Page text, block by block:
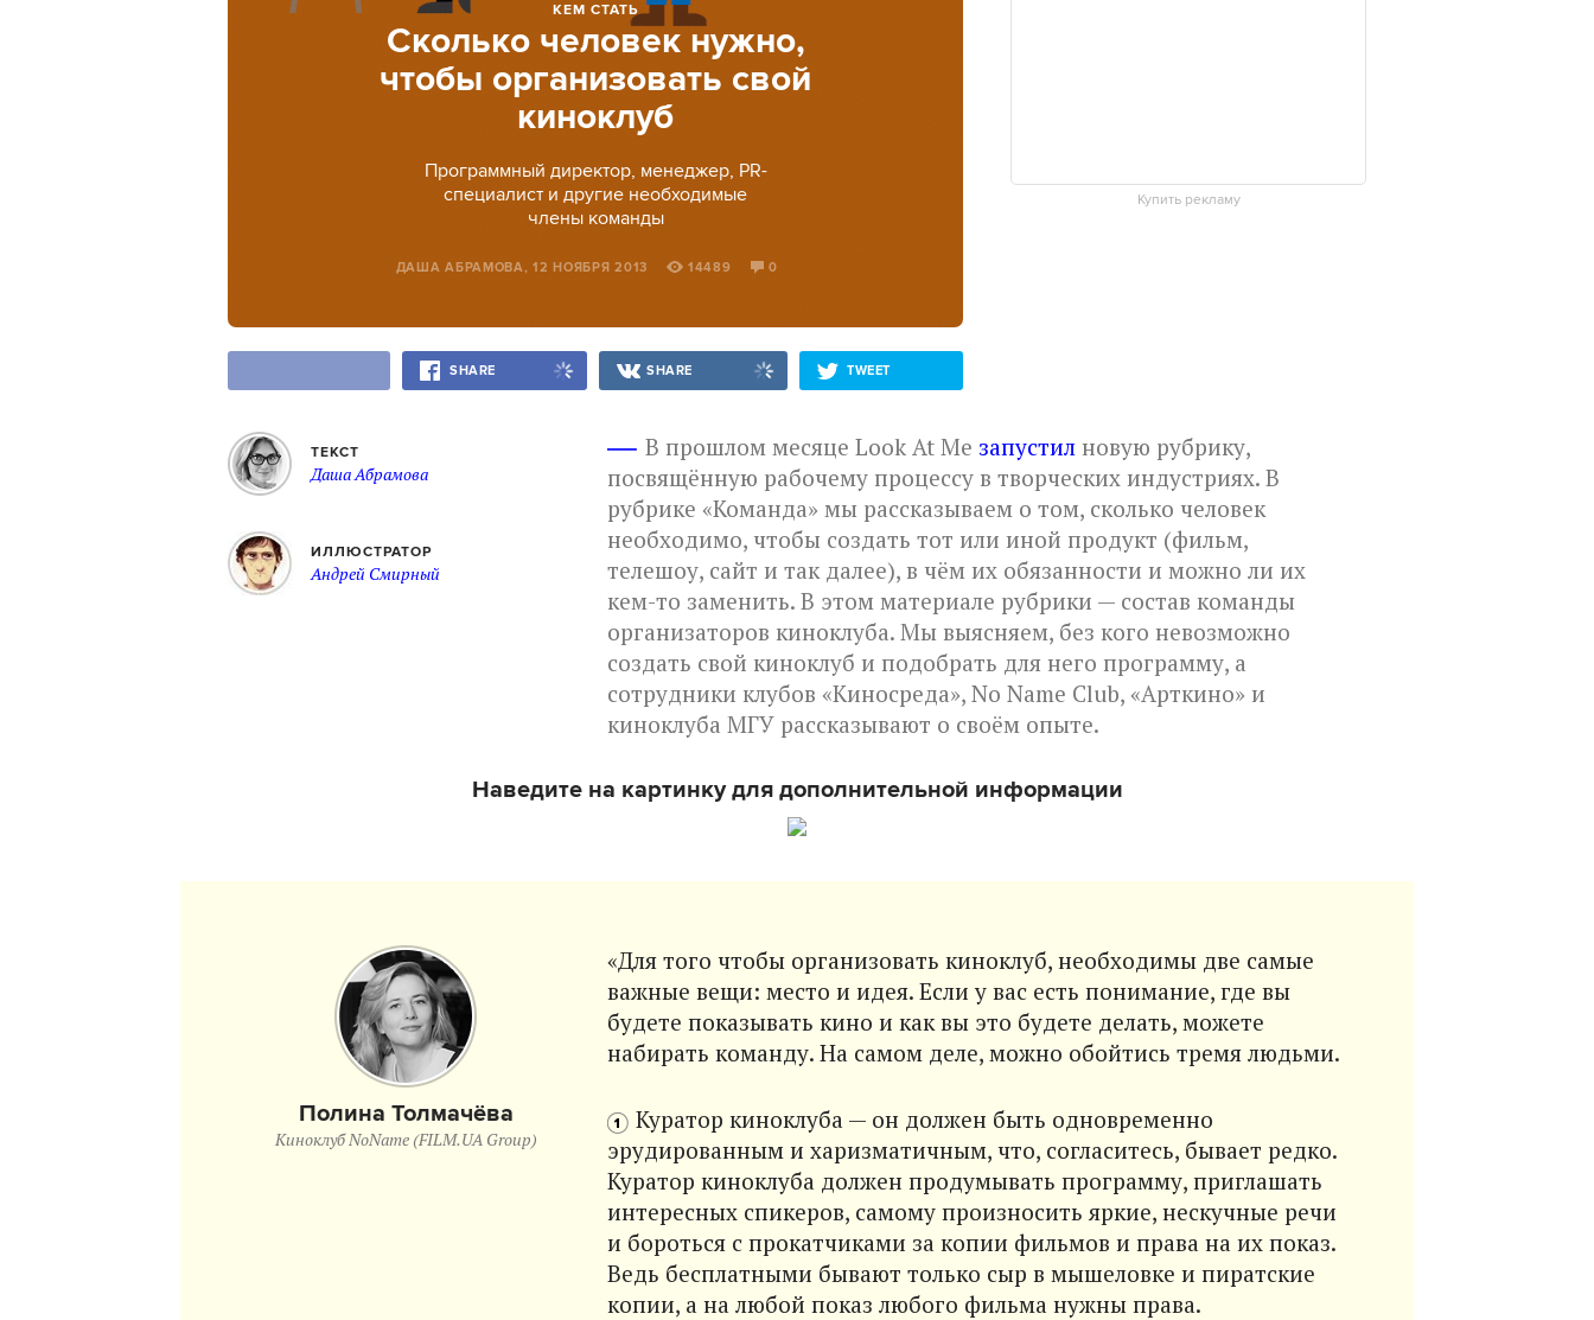
КЕМ СТАТЬ
Сколько человек нужно,
чтобы организовать свой
киноклуб
Программный директор, менеджер, PR-
специалист и другие необходимые
члены команды
ДАША АБРАМОВА, 12 НОЯБРЯ 2013 14489 0
SHARE SHARE TWEET
Купить рекламу
ТЕКСТ
Даша Абрамова
ИЛЛЮСТРАТОР
Андрей Смирный
В прошлом месяце Look At Me запустил новую рубрику,
посвящённую рабочему процессу в творческих индустриях. В
рубрике «Команда» мы рассказываем о том, сколько человек
необходимо, чтобы создать тот или иной продукт (фильм,
телешоу, сайт и так далее), в чём их обязанности и можно ли их
кем-то заменить. В этом материале рубрики — состав команды
организаторов киноклуба. Мы выясняем, без кого невозможно
создать свой киноклуб и подобрать для него программу, а
сотрудники клубов «Киносреда», No Name Club, «Арткино» и
киноклуба МГУ рассказывают о своём опыте.
Наведите на картинку для дополнительной информации
Полина Толмачёва
Киноклуб NoName (FILM.UA Group)
«Для того чтобы организовать киноклуб, необходимы две самые
важные вещи: место и идея. Если у вас есть понимание, где вы
будете показывать кино и как вы это будете делать, можете
набирать команду. На самом деле, можно обойтись тремя людьми.
Куратор киноклуба — он должен быть одновременно
эрудированным и харизматичным, что, согласитесь, бывает редко.
Куратор киноклуба должен продумывать программу, приглашать
интересных спикеров, самому произносить яркие, нескучные речи
и бороться с прокатчиками за копии фильмов и права на их показ.
Ведь бесплатными бывают только сыр в мышеловке и пиратские
копии, а на любой показ любого фильма нужны права.